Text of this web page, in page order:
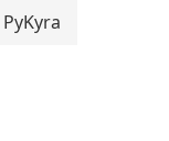
PyKyra